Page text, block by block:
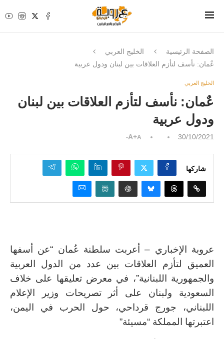
الصفحة الرئيسية
الخليج العربي
عٌمان: نأسف لتأزم العلاقات بين لبنان ودول عربية
الخليج العربي
عٌمان: نأسف لتأزم العلاقات بين لبنان
ودول عربية
30/10/2021
A+A-
شاركها
عروبة الإخباري – أعربت سلطنة عُمان “عن أسفها
العميق لتأزم العلاقات بين عدد من الدول العربية
والجمهورية اللبنانية”، في معرض تعليقها على خلاف
السعودية ولبنان على أثر تصريحات وزير الإعلام
اللبناني، جورج قرداحي، حول الحرب في اليمن،
اعتبرتها المملكة “مسيئة”